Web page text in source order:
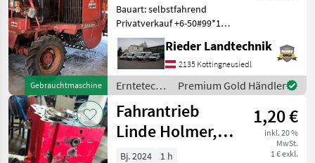
Gebrauchtmaschine
Bauart: selbstfahrend
Privatverkauf +6-50#99*19-
783 Erntetechnik Ackerbau
RübenvollernterRieder Landtechnik
2135 Kottingneusiedl
Erntetechnik
Ackerbau /
Barigelli
Premium Gold Händler
Fahrantrieb
Linde Holmer,
Claas, Krone
1,20 €
inkl. 20 %
MwSt.
1 € exkl.
Bj. 2024
1 h